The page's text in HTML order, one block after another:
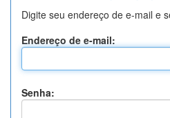
Digite seu endereço de e-mail e
Endereço de e-mail:
Senha: